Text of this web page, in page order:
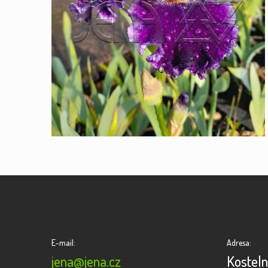
E-mail:
jena@jena.cz
Adresa: